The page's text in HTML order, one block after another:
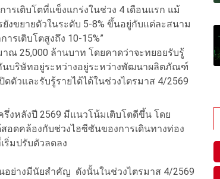
ารเติบโตที่แข็งแกร่งในช่วง 4 เดือนแรก แม้
งขยายตัวในระดับ 5-8% ขึ้นอยู่กับแต่ละสนาม
รเติบโตสูงถึง 10-15%”
ณ 25,000 ล้านบาท โดยคาดว่าจะทยอยรับรู้
นบริษัทอยู่ระหว่างอยู่ระหว่างพัฒนาผลิตภัณฑ์
ดตัวและรับรู้รายได้ได้ในช่วงไตรมาส 4/2569
งหลังปี 2569 มีแนวโน้มเติบโตดีขึ้น โดย
อดคล้องกับช่วงไฮซีซันของการเดินทางท่อง
มปรับตัวลดลง
งมีนัยสำคัญ ดังนั้นในช่วงไตรมาส 4/2569